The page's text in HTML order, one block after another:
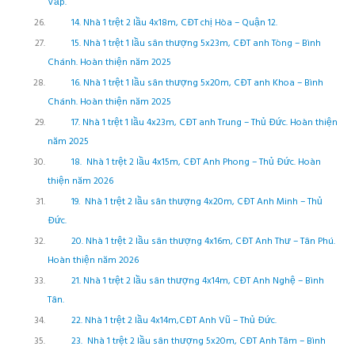
14. Nhà 1 trệt 2 lầu 4x18m, CĐT chị Hòa – Quận 12.
15. Nhà 1 trệt 1 lầu sân thượng 5x23m, CĐT anh Tòng – Bình
Chánh. Hoàn thiện năm 2025
16. Nhà 1 trệt 1 lầu sân thượng 5x20m, CĐT anh Khoa – Bình
Chánh. Hoàn thiện năm 2025
17. Nhà 1 trệt 1 lầu 4x23m, CĐT anh Trung – Thủ Đức. Hoàn thiện
năm 2025
18. Nhà 1 trệt 2 lầu 4x15m, CĐT Anh Phong – Thủ Đức. Hoàn
thiện năm 2026
19. Nhà 1 trệt 2 lầu sân thượng 4x20m, CĐT Anh Minh – Thủ
Đức.
20. Nhà 1 trệt 2 lầu sân thượng 4x16m, CĐT Anh Thư – Tân Phú.
Hoàn thiện năm 2026
21. Nhà 1 trệt 2 lầu sân thượng 4x14m, CĐT Anh Nghệ – Bình
Tân.
22. Nhà 1 trệt 2 lầu 4x14m,CĐT Anh Vũ – Thủ Đức.
23. Nhà 1 trệt 2 lầu sân thượng 5x20m, CĐT Anh Tâm – Bình